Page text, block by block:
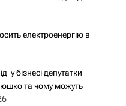
електроенергію в
у бізнесі депутатки
та чому можуть